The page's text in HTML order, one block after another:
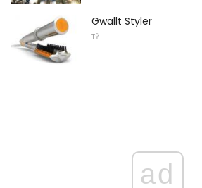
Gwallt Styler
TŶ
ad